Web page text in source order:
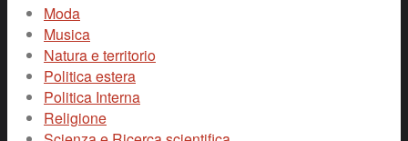
Moda
Musica
Natura e territorio
Politica estera
Politica Interna
Religione